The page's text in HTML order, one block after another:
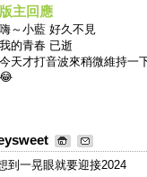
版主回應
嗨～小藍 好久不見
我的青春 已逝
今天才打音波來稍微維持一
😂
到一晃眼就要迎接2024